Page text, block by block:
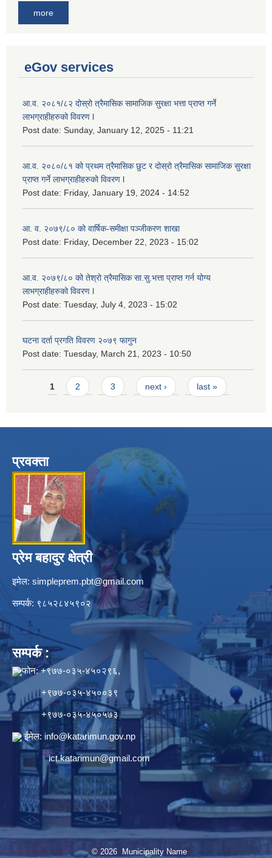
more
eGov services
आ.व. २०८१/८२ दोस्रो त्रैमासिक सामाजिक सुरक्षा भत्ता प्राप्त गर्ने
लाभग्राहीहरुको विवरण l
Post date: Sunday, January 12, 2025 - 11:21
आ.व. २०८०/८१ को प्रथम त्रैमासिक छुट र दोस्रो त्रैमासिक सामाजिक सुरक्षा
प्राप्त गर्ने लाभग्राहीहरुको विवरण l
Post date: Friday, January 19, 2024 - 14:52
आ. व. २०७९/८० को वार्षिक-समीक्षा पञ्जीकरण शाखा
Post date: Friday, December 22, 2023 - 15:02
आ.व. २०७९/८० को तेश्रो त्रैमासिक सा.सु.भ‍त्ता प्राप्त गर्न योग्य
लाभग्राहीहरुको विवरण l
Post date: Tuesday, July 4, 2023 - 15:02
घटना दर्ता प्रगति विवरण २०७९ फागुन
Post date: Tuesday, March 21, 2023 - 10:50
Pages
1 2 3 next › last »
प्रवक्ता
प्रेम बहादुर क्षेत्री
इमेल: simpleprem.pbt@gmail.com
सम्पर्क: ९८५२८४५९०२
सम्पर्क :
फोन: +९७७-०३५-४५०२९६,
+९७७-०३५-४५००३९
+९७७-०३५-४५०५७३
ईमेल: info@katarimun.gov.np
ict.katarimun@gmail.com
© 2026 Municipality Name